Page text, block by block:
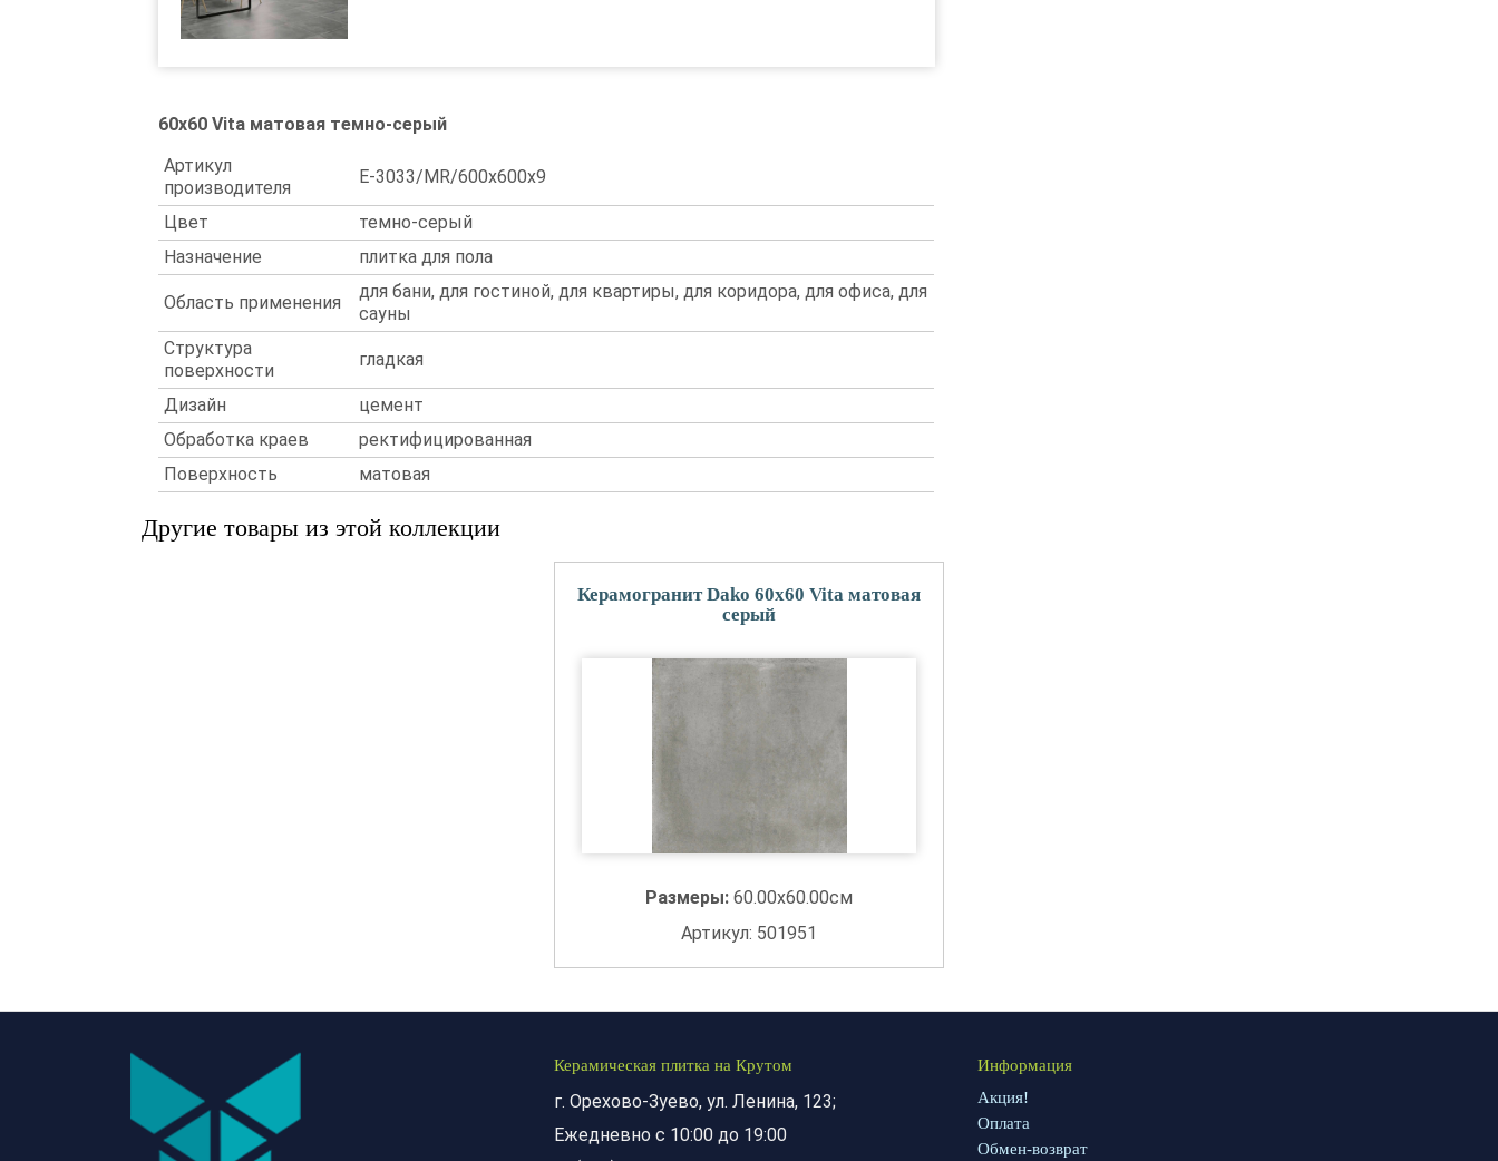
60x60 Vita матовая темно-серый
Артикул
производителя
E-3033/MR/600x600x9
Цвет
темно-серый
Назначение
плитка для пола
Область применения
для бани, для гостиной, для квартиры, для коридора, для офиса, для
сауны
Структура
поверхности
гладкая
Дизайн
цемент
Обработка краев
ректифицированная
Поверхность
матовая
Другие товары из этой коллекции
Керамогранит Dako 60x60 Vita матовая
серый
Размеры: 60.00x60.00см
Артикул: 501951
Керамическая плитка на Крутом
г. Орехово-Зуево, ул. Ленина, 123;
Ежедневно с 10:00 до 19:00
Информация
Акция!
Оплата
Обмен-возврат